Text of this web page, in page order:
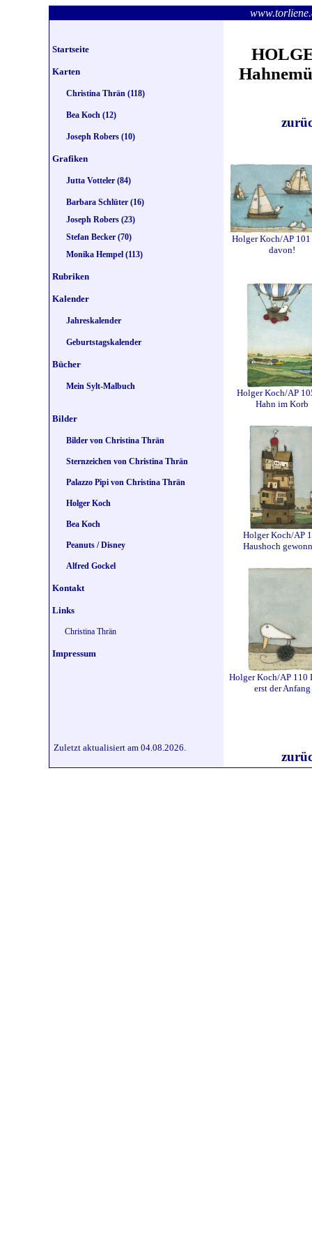
Startseite
Karten
Christina Thrän (118)
Bea Koch (12)
Joseph Robers (10)
Grafiken
Jutta Votteler (84)
Barbara Schlüter (16)
Joseph Robers (23)
Stefan Becker (70)
Monika Hempel (113)
Rubriken
Kalender
Jahreskalender
Geburtstagskalender
Bücher
Mein Sylt-Malbuch
Bilder
Bilder von Christina Thrän
Sternzeichen von Christina Thrän
Palazzo Pipi von Christina Thrän
Holger Koch
Bea Koch
Peanuts / Disney
Alfred Gockel
Kontakt
Links
Christina Thrän
Impressum
Holger Koch/AP
davon!
Holger Koch/AP
Hahn im Korb
Holger Koch/AP
Haushoch
Holger Koch/AP 110
erst der Anfang
Zuletzt aktualisiert am 04.08.2026.